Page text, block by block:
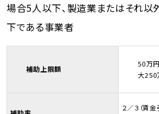
場合5人以下、製造業またはそれ
下である事業者
補助上限額
50万
大250
２／３（賃